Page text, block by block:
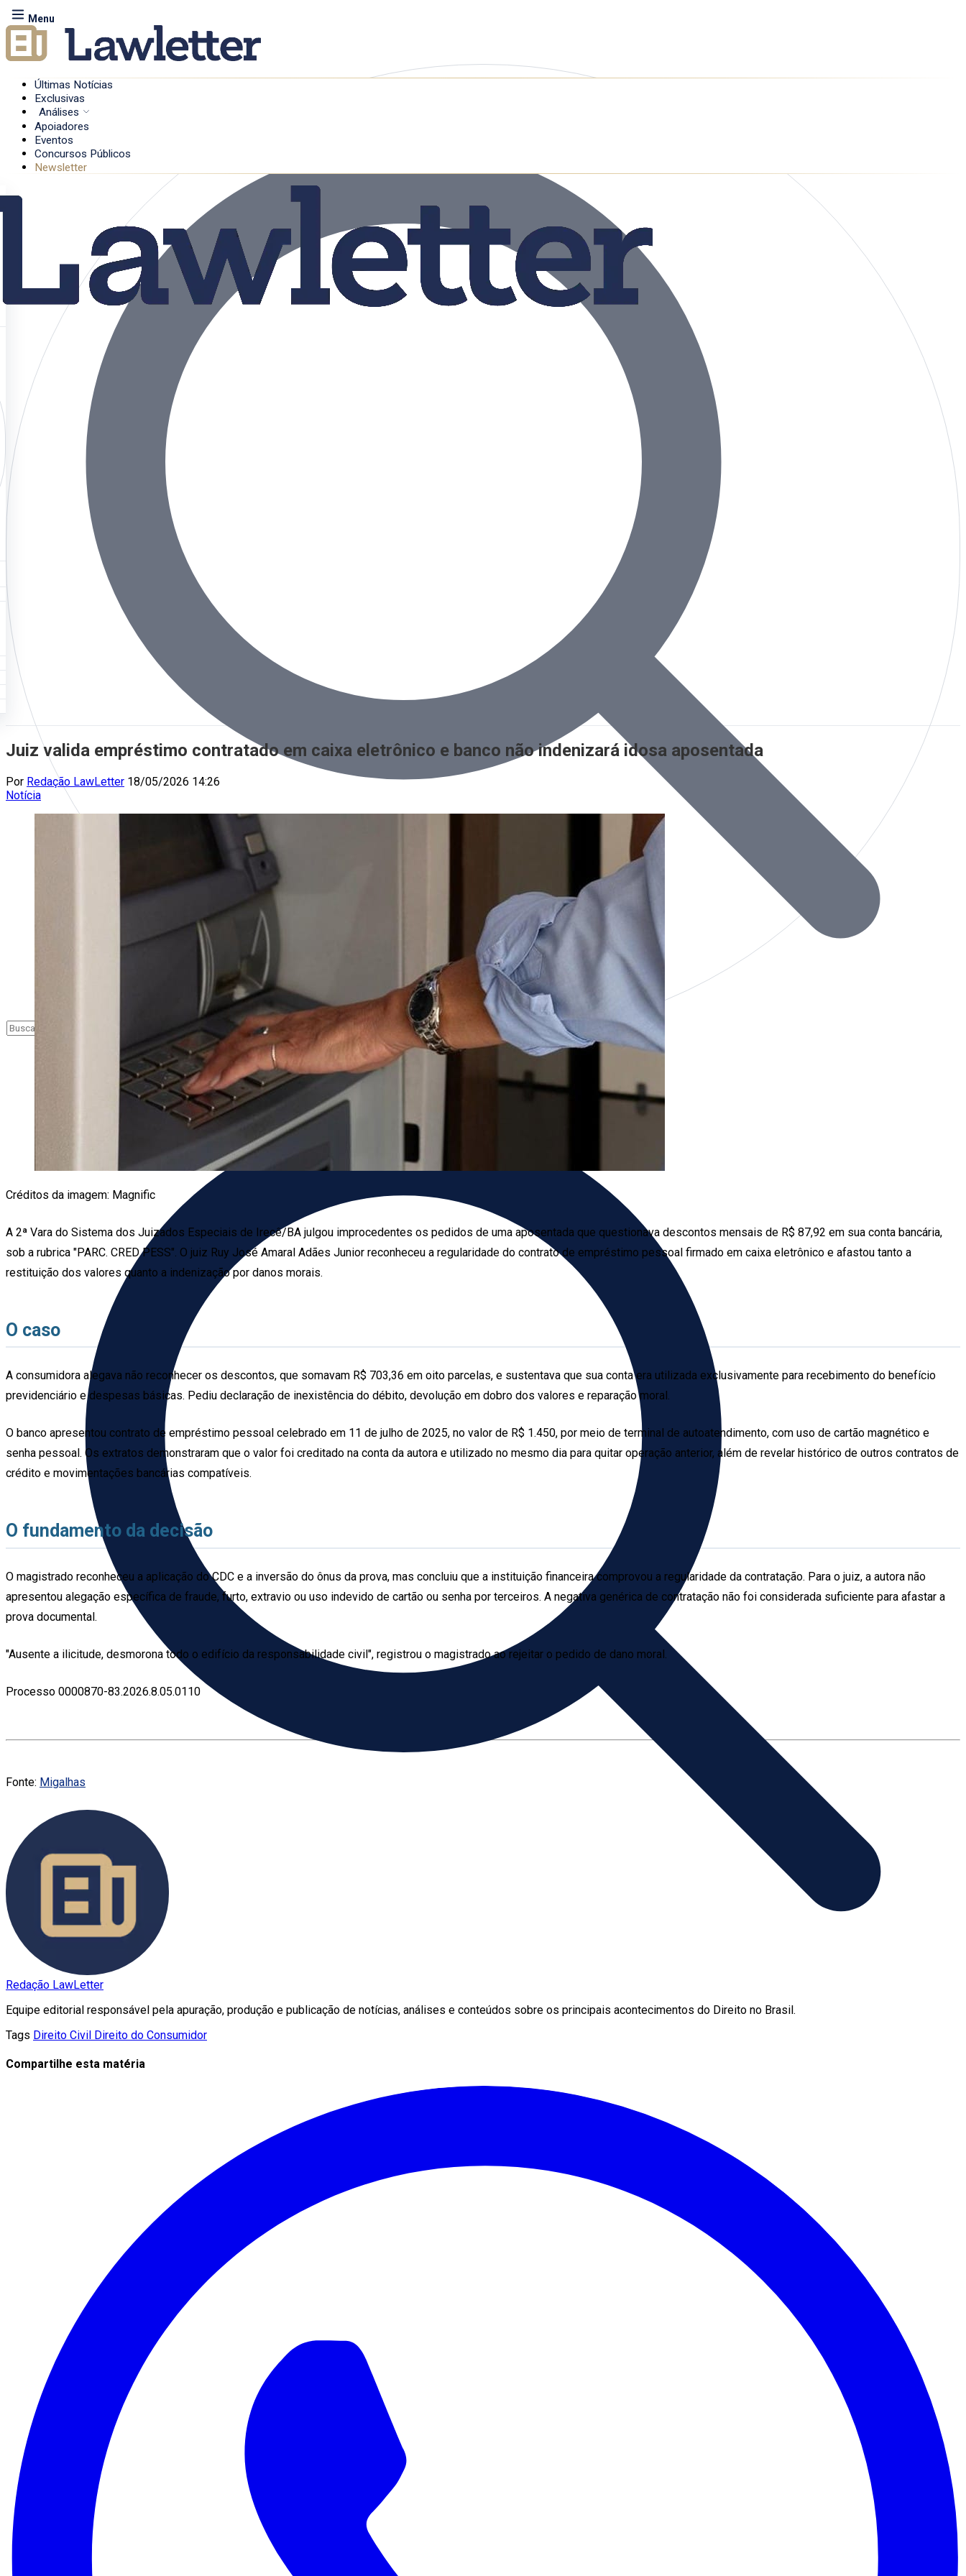
Menu
Últimas Notícias
Exclusivas
Análises
Apoiadores
Eventos
Concursos Públicos
Newsletter
Juiz valida empréstimo contratado em caixa eletrônico e banco não indenizará idosa aposentada
Por Redação LawLetter 18/05/2026 14:26
Notícia
Créditos da imagem: Magnific
A 2ª Vara do Sistema dos Juizados Especiais de Irecê/BA julgou improcedentes os pedidos de uma aposentada que questionava descontos mensais de R$ 87,92 em sua conta bancária,
sob a rubrica "PARC. CRED PESS". O juiz Ruy José Amaral Adães Junior reconheceu a regularidade do contrato de empréstimo pessoal firmado em caixa eletrônico e afastou tanto a
restituição dos valores quanto a indenização por danos morais.
O caso
A consumidora alegava não reconhecer os descontos, que somavam R$ 703,36 em oito parcelas, e sustentava que sua conta era utilizada exclusivamente para recebimento do benefício
previdenciário e despesas básicas. Pediu declaração de inexistência do débito, devolução em dobro dos valores e reparação moral.
O banco apresentou contrato de empréstimo pessoal celebrado em 11 de julho de 2025, no valor de R$ 1.450, por meio de terminal de autoatendimento, com uso de cartão magnético e
senha pessoal. Os extratos demonstraram que o valor foi creditado na conta da autora e utilizado no mesmo dia para quitar operação anterior, além de revelar histórico de outros contratos de
crédito e movimentações bancárias compatíveis.
O fundamento da decisão
O magistrado reconheceu a aplicação do CDC e a inversão do ônus da prova, mas concluiu que a instituição financeira comprovou a regularidade da contratação. Para o juiz, a autora não
apresentou alegação específica de fraude, furto, extravio ou uso indevido de cartão ou senha por terceiros. A negativa genérica de contratação não foi considerada suficiente para afastar a
prova documental.
"Ausente a ilicitude, desmorona todo o edifício da responsabilidade civil", registrou o magistrado ao rejeitar o pedido de dano moral.
Processo 0000870-83.2026.8.05.0110
Fonte: Migalhas
Redação LawLetter
Equipe editorial responsável pela apuração, produção e publicação de notícias, análises e conteúdos sobre os principais acontecimentos do Direito no Brasil.
Tags Direito Civil Direito do Consumidor
Compartilhe esta matéria